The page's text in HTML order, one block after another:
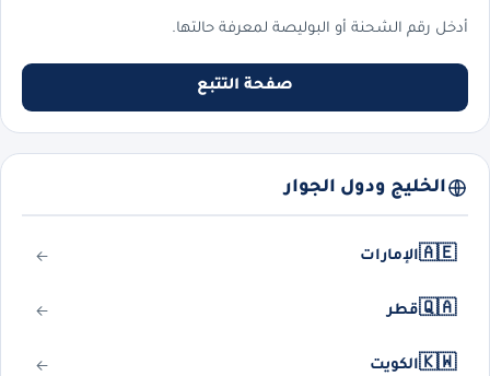
أدخل رقم الشحنة أو البوليصة لمعرفة حالتها.
صفحة التتبع
الخليج ودول الجوار
🇦🇪الإمارات
🇶🇦قطر
🇰🇼الكويت